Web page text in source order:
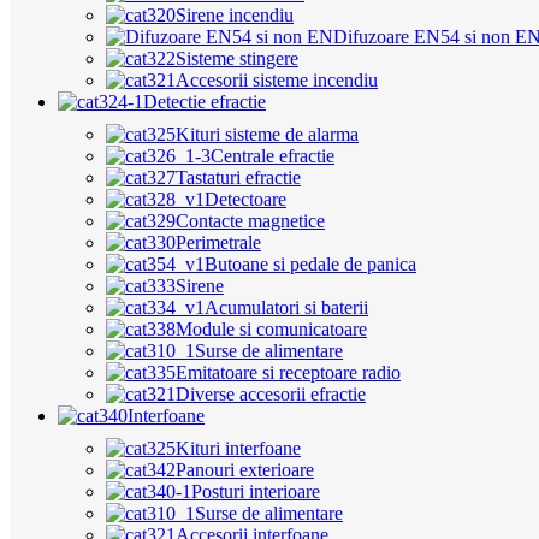
Sirene incendiu
Difuzoare EN54 si non
Sisteme stingere
Accesorii sisteme incendiu
Detectie efractie
Kituri sisteme de alarma
Centrale efractie
Tastaturi efractie
Detectoare
Contacte magnetice
Perimetrale
Butoane si pedale de panica
Sirene
Acumulatori si baterii
Module si comunicatoare
Surse de alimentare
Emitatoare si receptoare radio
Diverse accesorii efractie
Interfoane
Kituri interfoane
Panouri exterioare
Posturi interioare
Surse de alimentare
Accesorii interfoane